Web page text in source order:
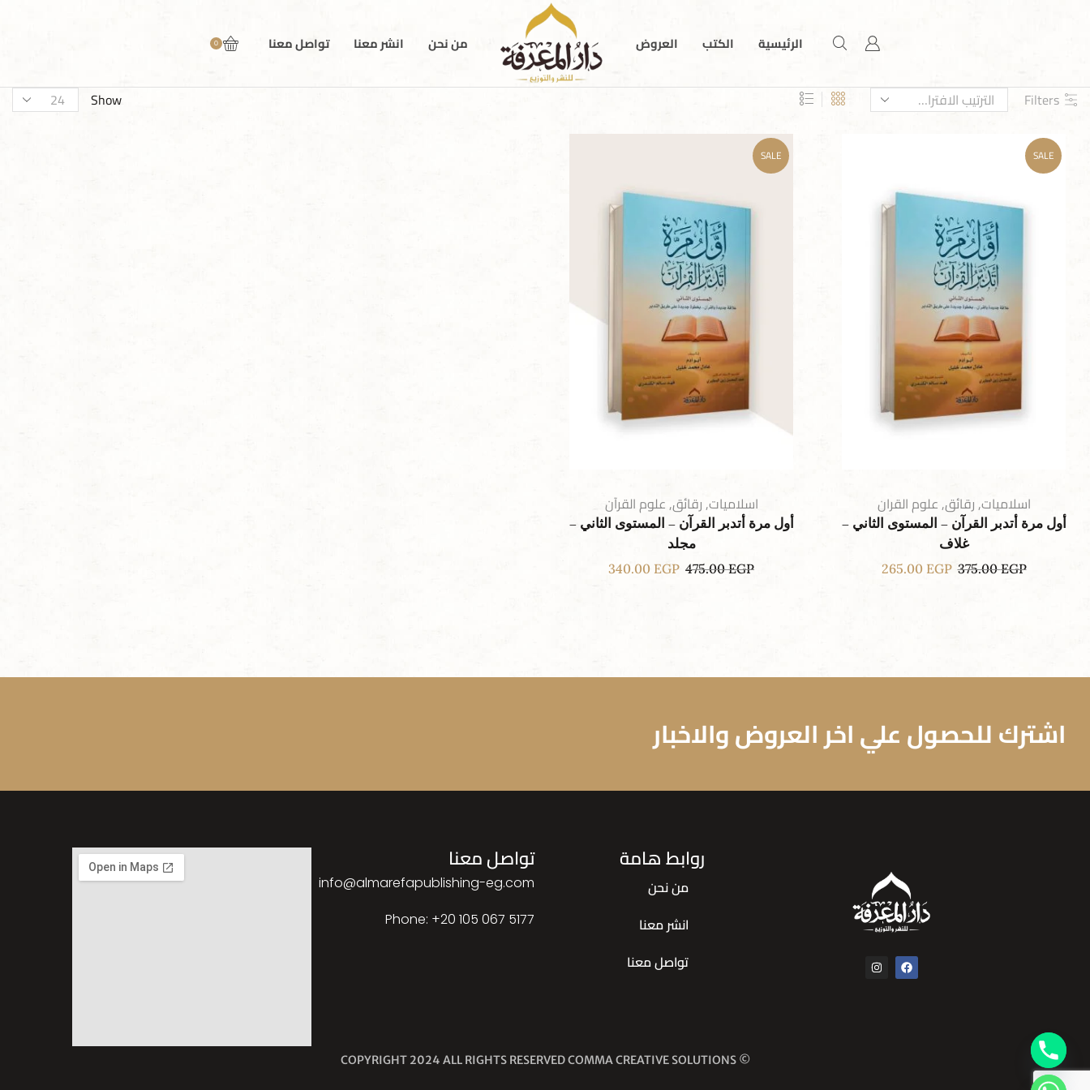
الرئيسية الكتب العروض من نحن انشر معنا تواصل معنا 0
Filters
Show
SALE
اسلاميات,رقائق,علوم القران
أول مرة أتدبر القرآن – المستوى الثاني –
غلاف
375.00EGP
265.00 EGP
SALE
اسلاميات,رقائق,علوم القرآن
أول مرة أتدبر القرآن – المستوى الثاني –
مجلد
475.00EGP
340.00 EGP
اشترك للحصول علي اخر العروض والاخبار
روابط هامة
من نحن
انشر معنا
تواصل معنا
تواصل معنا
info@almarefapublishing-eg.com
Phone: ‎+20 105 067 5177
© COPYRIGHT 2024 ALL RIGHTS RESERVED COMMA CREATIVE SOLUTIONS